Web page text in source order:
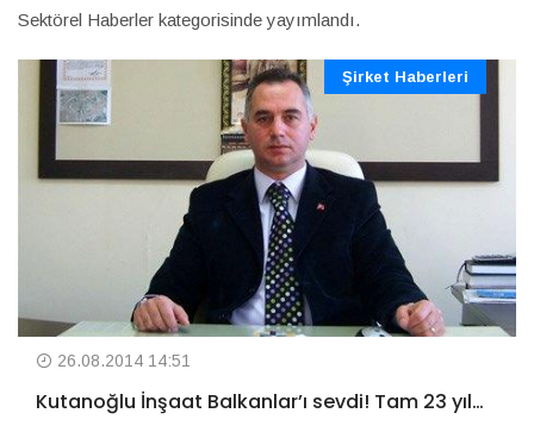
Sektörel Haberler kategorisinde yayımlandı.
Şirket Haberleri
26.08.2014 14:51
Kutanoğlu İnşaat Balkanlar’ı sevdi! Tam 23 yıl…